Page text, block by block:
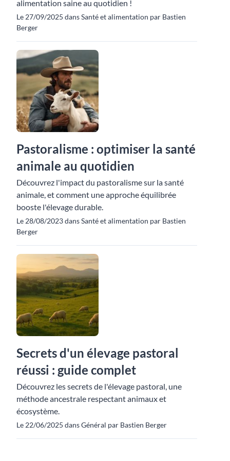
alimentation saine au quotidien !
Le 27/09/2025 dans Santé et alimentation par Bastien
Berger
Pastoralisme : optimiser la santé
animale au quotidien
Découvrez l'impact du pastoralisme sur la santé
animale, et comment une approche équilibrée
booste l'élevage durable.
Le 28/08/2023 dans Santé et alimentation par Bastien
Berger
Secrets d'un élevage pastoral
réussi : guide complet
Découvrez les secrets de l'élevage pastoral, une
méthode ancestrale respectant animaux et
écosystème.
Le 22/06/2025 dans Général par Bastien Berger